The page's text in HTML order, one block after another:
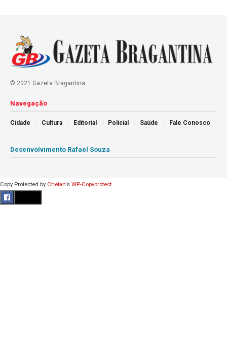
© 2021 Gazeta Bragantina
Navegação
Cidade Cultura Editorial Policial Saúde Fale Conosco
Desenvolvimento Rafael Souza
Copy Protected by Chetan's WP-Copyprotect.